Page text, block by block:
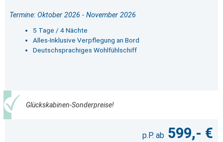
Termine: Oktober 2026 - November 2026
5 Tage / 4 Nächte
Alles-Inklusive Verpflegung an Bord
Deutschsprachiges Wohlfühlschiff
Glückskabinen-Sonderpreise!
599,- €